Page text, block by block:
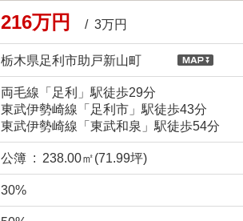
216万円 / 3万円
栃木県足利市助戸新山町
両毛線「足利」駅徒歩29分
東武伊勢崎線「足利市」駅徒歩43分
東武伊勢崎線「東武和泉」駅徒歩54分
公簿 : 238.00㎡(71.99坪)
30%